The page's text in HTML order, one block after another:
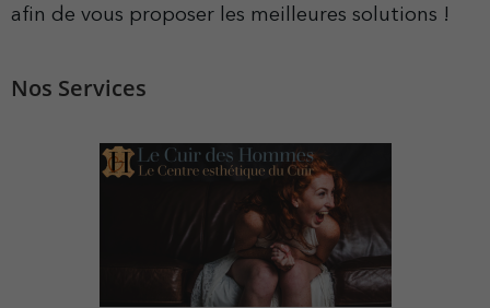
afin de vous proposer les meilleures solutions !
Nos Services